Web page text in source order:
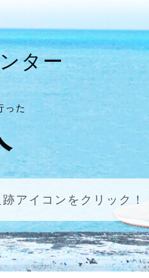
ター
った
アイコンをクリック！